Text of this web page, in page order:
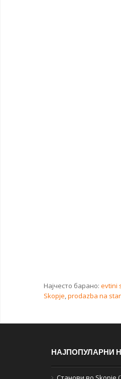
Најчесто барано: evtini
Skopje,prodazba na
НАЈПОПУЛАРНИ